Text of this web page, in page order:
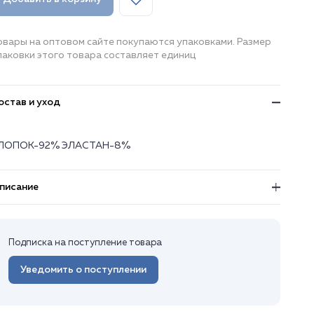
на оптовом сайте покупаются упаковками. Размер
этого товара составляет единиц
и уход
92% ЭЛАСТАН-8%
Подписка на поступление товара
Уведомить о поступлении